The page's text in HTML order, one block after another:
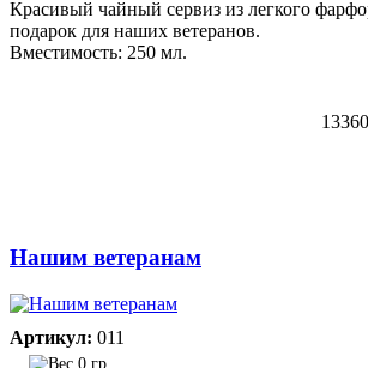
Красивый чайный сервиз из легкого
подарок для наших ветеранов.
Вместимость: 250 мл.
Нашим ветеранам
Артикул: 011
0 гр